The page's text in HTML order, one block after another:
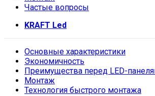
Частые вопросы
KRAFT Led
Основные характеристики
Экономичность
Преимущества перед LED-
Монтаж
Технология быстрого монтажа